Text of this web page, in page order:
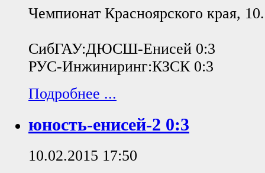
Чемпионат Красноярского края,
СибГАУ:ДЮСШ-Енисей 0:3
РУС-Инжиниринг:КЗСК 0:3
Подробнее ...
юность-енисей-2 0:3
10.02.2015 17:50